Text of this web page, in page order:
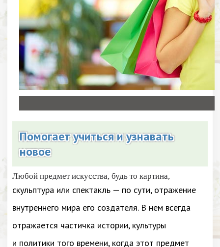
Помогает учиться и узнавать
новое
Любой предмет искусства, будь то картина,
скульптура или спектакль — по сути, отражение
внутреннего мира его создателя. В нем всегда
отражается частичка истории, культуры
и политики того времени, когда этот предмет